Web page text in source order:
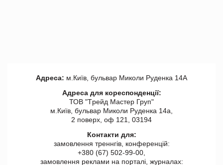
Адреса: м.Київ, бульвар Миколи Руденка 14А
Адреса для кореспонденції:
ТОВ "Tрейд Мастер Груп"
м.Київ, бульвар Миколи Руденка 14а,
2 поверх, оф 121, 03194
Контакти для:
замовлення треннгів, конференцій:
+380 (67) 502-99-00,
замовлення реклами на порталі, журналах: